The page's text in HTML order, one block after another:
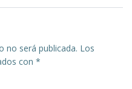
no será publicada. Los
con *